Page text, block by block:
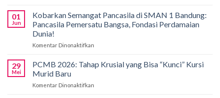
Bandung
Borong
Biology
Akses
Pendidikan,
SMAN
Kuota
Khusus
01
Jun
Kobarkan Semangat Pancasila di SMAN 1 Bandung:
Pancasila Pemersatu Bangsa, Fondasi Perdamaian
Dunia!
Komentar Dinonaktifkan
Semangat
Pancasila
29
Mei
PCMB 2026: Tahap Krusial yang Bisa “Kunci” Kursi
Murid Baru
Komentar Dinonaktifkan